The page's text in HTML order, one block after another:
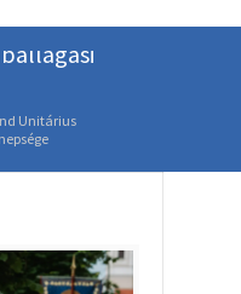
Unitárius